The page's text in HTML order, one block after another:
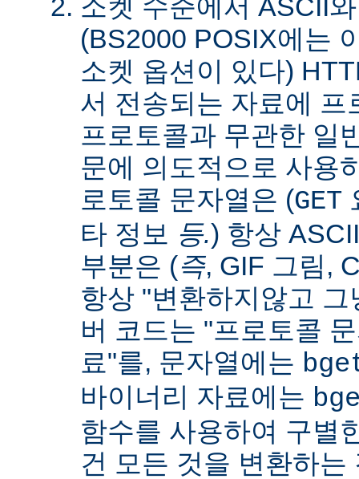
소켓 수준에서 ASCII
(BS2000 POSIX에는
소켓 옵션이 있다)
서 전송되는 자료에
프로토콜과 무관한 일
문에 의도적으로 사용
로토콜 문자열은 (GET
타 정보 등.) 항상
부분은 (즉, GIF 그림,
항상 "변환하지않고
버 코드는 "프로토콜
료"를, 문자열에는
바이너리 자료에는
함수를 사용하여 구별
건 모든 것을 변환하